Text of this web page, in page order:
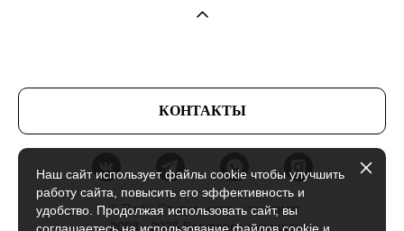
КОНТАКТЫ
© Radix Студия штор и текстиля
2008 - 2025 Все права защищены
Наш сайт использует файлы cookie чтобы улучшить
работу сайта, повысить его эффективность и
удобство. Продолжая использовать сайт, вы